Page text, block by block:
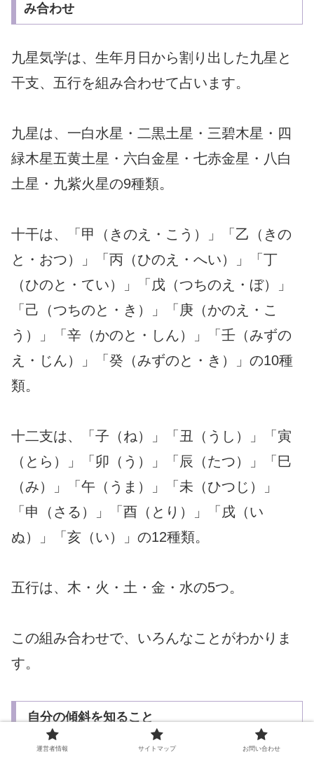
み合わせ
九星気学は、生年月日から割り出した九星と
干支、五行を組み合わせて占います。
九星は、一白水星・二黒土星・三碧木星・四
緑木星五黄土星・六白金星・七赤金星・八白
土星・九紫火星の9種類。
十干は、「甲（きのえ・こう）」「乙（きの
と・おつ）」「丙（ひのえ・へい）」「丁
（ひのと・てい）」「戊（つちのえ・ぼ）」
「己（つちのと・き）」「庚（かのえ・こ
う）」「辛（かのと・しん）」「壬（みずの
え・じん）」「癸（みずのと・き）」の10種
類。
十二支は、「子（ね）」「丑（うし）」「寅
（とら）」「卯（う）」「辰（たつ）」「巳
（み）」「午（うま）」「未（ひつじ）」
「申（さる）」「酉（とり）」「戌（い
ぬ）」「亥（い）」の12種類。
五行は、木・火・土・金・水の5つ。
この組み合わせで、いろんなことがわかりま
す。
自分の傾斜を知ること
運営者情報 サイトマップ お問い合わせ